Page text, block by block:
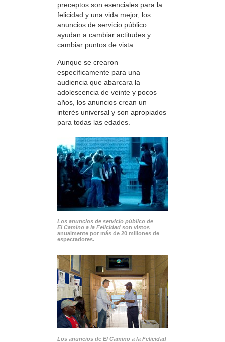
preceptos son esenciales para la
felicidad y una vida mejor, los
anuncios de servicio público
ayudan a cambiar actitudes y
cambiar puntos de vista.
Aunque se crearon
específicamente para una
audiencia que abarcara la
adolescencia de veinte y pocos
años, los anuncios crean un
interés universal y son apropiados
para todas las edades.
Los anuncios de servicio público de
El Camino a la Felicidad son vistos
anualmente por más de 20 millones de
espectadores.
Los anuncios de El Camino a la Felicidad